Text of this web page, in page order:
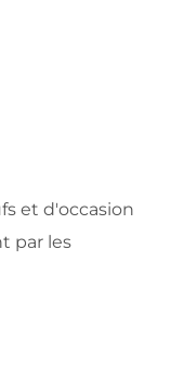
et d'occasion
par les